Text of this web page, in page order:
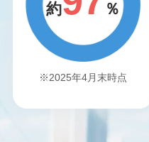
約 ％
※2025年4月末時点